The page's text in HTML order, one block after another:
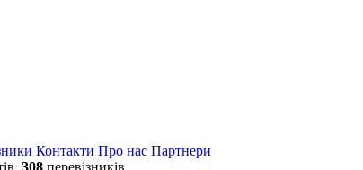
Контакти Про нас Партнери
308 перевізників